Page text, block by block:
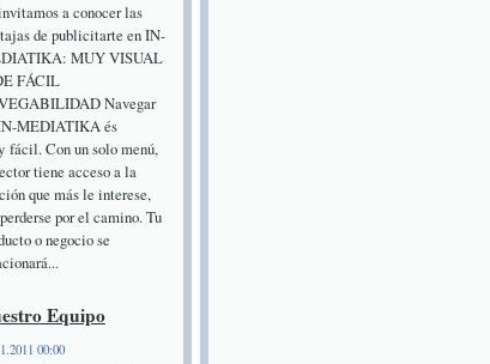
a conocer las
de publicitarte en IN-
MUY VISUAL
FÁCIL
Navegar
MEDIATIKA és
fácil. Con un solo menú,
tiene acceso a la
que más le interese,
por el camino. Tu
o negocio se
Equipo
00:00